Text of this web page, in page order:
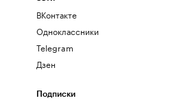
ВКонтакте
Одноклассники
Telegram
Дзен
Подписки